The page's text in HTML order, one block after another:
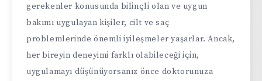
gerekenler konusunda bilinçli olan ve uygun
bakımı uygulayan kişiler, cilt ve saç
problemlerinde önemli iyileşmeler yaşarlar. Ancak,
her bireyin deneyimi farklı olabileceği için,
uygulamayı düşünüyorsanız önce doktorunuza